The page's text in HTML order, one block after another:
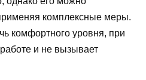
комплексные меры.
комфортного уровня, при
и не вызывает